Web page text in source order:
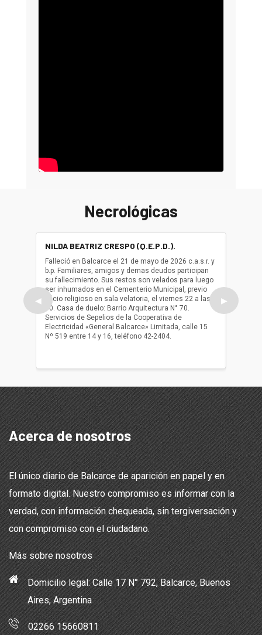
Necrológicas
◀
NILDA BEATRIZ CRESPO (Q.E.P.D.).
Falleció en Balcarce el 21 de mayo de 2026 c.a.s.r. y
b.p. Familiares, amigos y demas deudos participan
su fallecimiento. Sus restos son velados para luego
ser inhumados en el Cementerio Municipal, previo
oficio religioso en sala velatoria, el viernes 22 a las
10. Casa de duelo: Barrio Arquitectura N° 70.
Servicios de Sepelios de la Cooperativa de
Electricidad «General Balcarce» Limitada, calle 15
Nº 519 entre 14 y 16, teléfono 42-2404.
ser
oficio
▶
Acerca de nosotros
El único diario de Balcarce de aparición en papel y en
formato digital. Nuestro compromiso es informar con la
verdad, con información chequeada, sin tergiversación y
con compromiso con el ciudadano.
Más sobre nosotros
Domicilio legal: Calle 17 N° 792, Balcarce, Buenos
Aires, Argentina
02266 15660811